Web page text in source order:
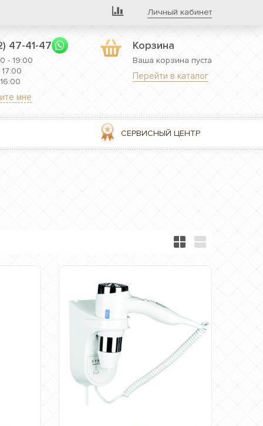
Личный кабинет
Корзина
Ваша корзина пуста
Перейти в каталог
47-41-47
- 19:00
мне
СЕРВИСНЫЙ ЦЕНТР